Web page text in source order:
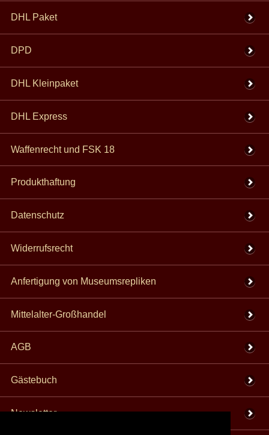
DHL Paket
DPD
DHL Kleinpaket
DHL Express
Waffenrecht und FSK 18
Produkthaftung
Datenschutz
Widerrufsrecht
Anfertigung von Museumsrepliken
Mittelalter-Großhandel
AGB
Gästebuch
Newsletter